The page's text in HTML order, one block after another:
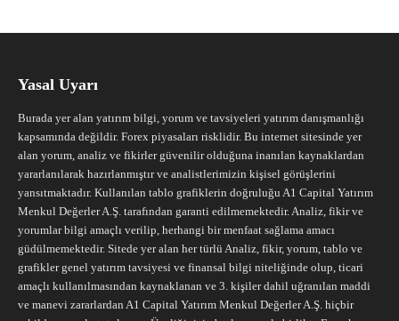
Yasal Uyarı
Burada yer alan yatırım bilgi, yorum ve tavsiyeleri yatırım danışmanlığı
kapsamında değildir. Forex piyasaları risklidir. Bu internet sitesinde yer
alan yorum, analiz ve fikirler güvenilir olduğuna inanılan kaynaklardan
yararlanılarak hazırlanmıştır ve analistlerimizin kişisel görüşlerini
yansıtmaktadır. Kullanılan tablo grafiklerin doğruluğu A1 Capital Yatırım
Menkul Değerler A.Ş. tarafından garanti edilmemektedir. Analiz, fikir ve
yorumlar bilgi amaçlı verilip, herhangi bir menfaat sağlama amacı
güdülmemektedir. Sitede yer alan her türlü Analiz, fikir, yorum, tablo ve
grafikler genel yatırım tavsiyesi ve finansal bilgi niteliğinde olup, ticari
amaçlı kullanılmasından kaynaklanan ve 3. kişiler dahil uğranılan maddi
ve manevi zararlardan A1 Capital Yatırım Menkul Değerler A.Ş. hiçbir